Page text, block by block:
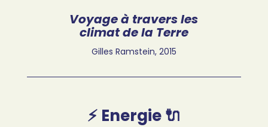
Voyage à travers les
climat de la Terre
Gilles Ramstein, 2015
⚡️ Energie 🔌